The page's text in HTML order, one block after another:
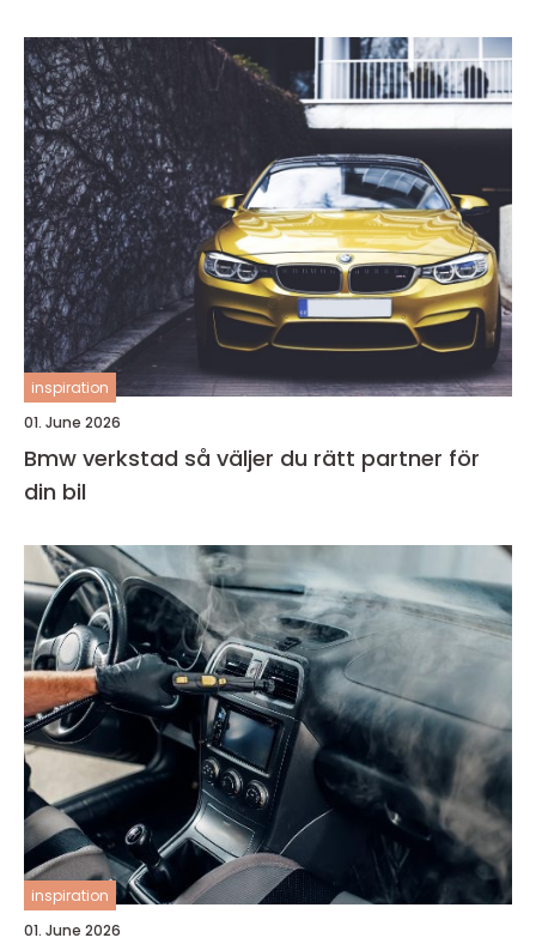
inspiration
01. June 2026
Bmw verkstad så väljer du rätt partner för
din bil
inspiration
01. June 2026